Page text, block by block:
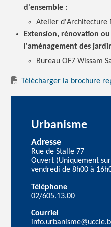
d'ensemble :
Atelier d'Architecture
Extension, rénovation
l'aménagement des
Bureau OF7 Wissam
Télécharger la brochure
Urbanisme
Adresse
Rue de Stalle 77
Ouvert (Uniquement
vendredi de 8h00 à
Téléphone
02/605.13.00
Courriel